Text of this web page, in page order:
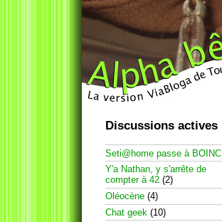
Discussions actives
Seti@home passe à BOINC
Y'a Nathan, y s'arrête de
compter à 42 (2)
Oléocène (4)
Chat geek (10)